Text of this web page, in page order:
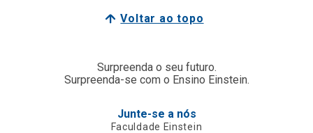
Voltar ao topo
Surpreenda o seu futuro.
Surpreenda-se com o Ensino Einstein.
Junte-se a nós
Faculdade Einstein